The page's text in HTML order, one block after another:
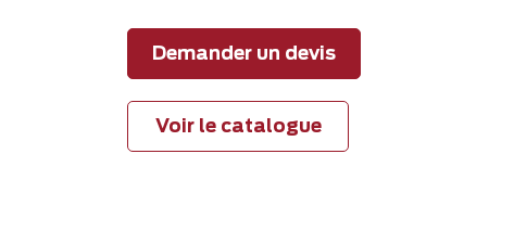
Demander un devis
Voir le catalogue